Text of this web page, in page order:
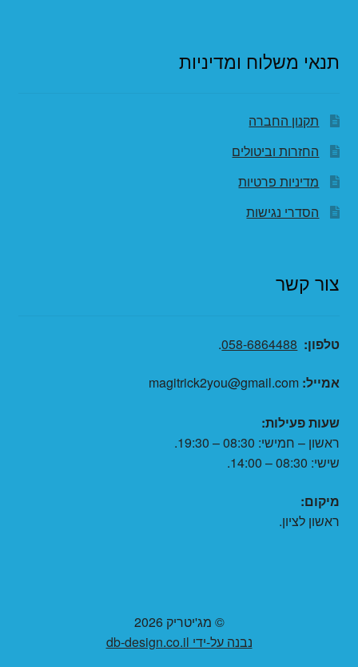
תנאי משלוח ומדיניות
תקנון החברה
החזרות וביטולים
מדיניות פרטיות
הסדרי נגישות
צור קשר
טלפון: 058-6864488
.
אמייל:
שעות פעילות:
ראשון – חמישי: 08:30 – 19:30.
שישי: 08:30 – 14:00.
מיקום:
ראשון לציון.
© מג'יטריק 2026
נבנה על-ידי db-design.co.il